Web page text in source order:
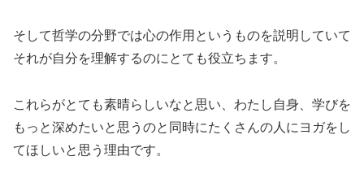
そして哲学の分野では心の作用というものを説明していて
それが自分を理解するのにとても役立ちます。
これらがとても素晴らしいなと思い、わたし自身、学びを
もっと深めたいと思うのと同時にたくさんの人にヨガをし
てほしいと思う理由です。